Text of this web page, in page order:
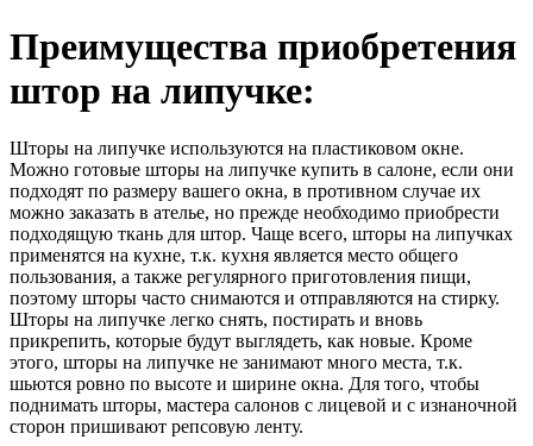
Преимущества приобретения
штор на липучке:
Шторы на липучке используются на пластиковом окне.
Можно готовые шторы на липучке купить в салоне, если они
подходят по размеру вашего окна, в противном случае их
можно заказать в ателье, но прежде необходимо приобрести
подходящую ткань для штор. Чаще всего, шторы на липучках
применятся на кухне, т.к. кухня является место общего
пользования, а также регулярного приготовления пищи,
поэтому шторы часто снимаются и отправляются на стирку.
Шторы на липучке легко снять, постирать и вновь
прикрепить, которые будут выглядеть, как новые. Кроме
этого, шторы на липучке не занимают много места, т.к.
шьются ровно по высоте и ширине окна. Для того, чтобы
поднимать шторы, мастера салонов с лицевой и с изнаночной
сторон пришивают репсовую ленту.